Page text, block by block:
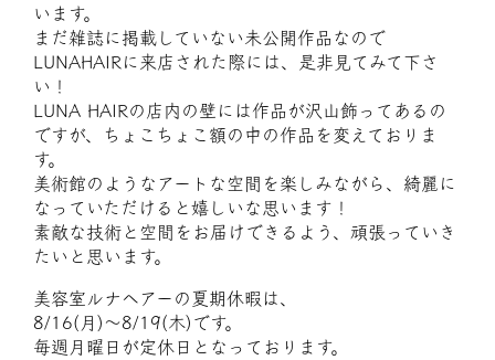
います。
まだ雑誌に掲載していない未公開作品なので
LUNAHAIRに来店された際には、是非見てみて下さ
い！
LUNA HAIRの店内の壁には作品が沢山飾ってあるの
ですが、ちょこちょこ額の中の作品を変えておりま
す。
美術館のようなアートな空間を楽しみながら、綺麗に
なっていただけると嬉しいな思います！
素敵な技術と空間をお届けできるよう、頑張っていき
たいと思います。
美容室ルナヘアーの夏期休暇は、
8/16(月)〜8/19(木)です。
毎週月曜日が定休日となっております。